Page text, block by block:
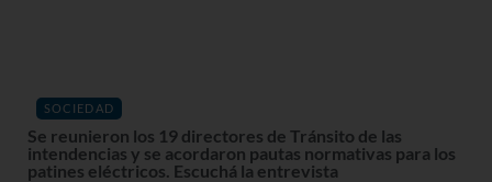
SOCIEDAD
Se reunieron los 19 directores de Tránsito de las
intendencias y se acordaron pautas normativas para los
patines eléctricos. Escuchá la entrevista